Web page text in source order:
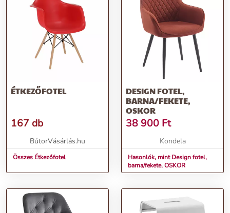
ÉTKEZŐFOTEL
167 db
BútorVásárlás.hu
Összes Étkezőfotel
DESIGN FOTEL,
BARNA/FEKETE,
OSKOR
38 900 Ft
Kondela
Hasonlók, mint Design fotel,
barna/fekete, OSKOR